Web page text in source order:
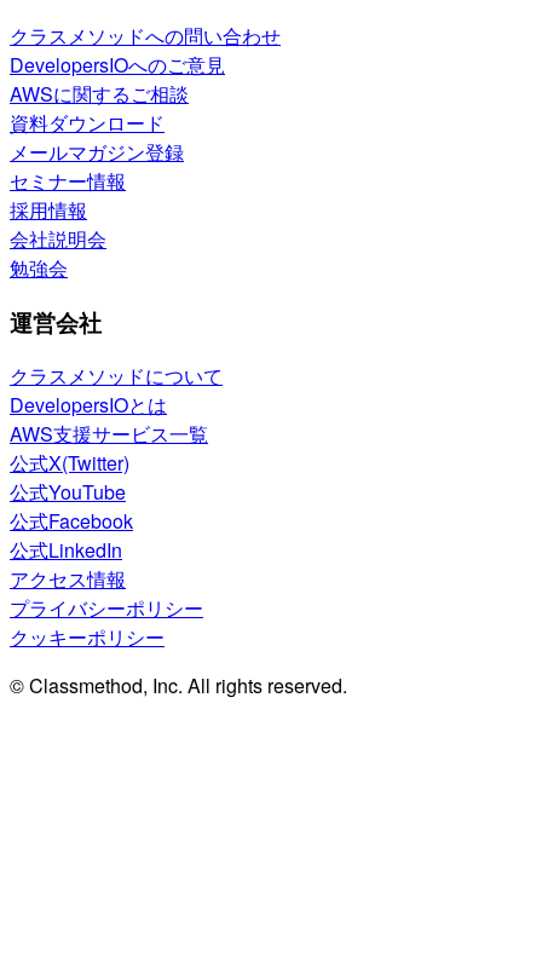
クラスメソッドへの問い合わせ
DevelopersIOへのご意見
AWSに関するご相談
資料ダウンロード
メールマガジン登録
セミナー情報
採用情報
会社説明会
勉強会
運営会社
クラスメソッドについて
DevelopersIOとは
AWS支援サービス一覧
公式X(Twitter)
公式YouTube
公式Facebook
公式LinkedIn
アクセス情報
プライバシーポリシー
クッキーポリシー
© Classmethod, Inc. All rights reserved.